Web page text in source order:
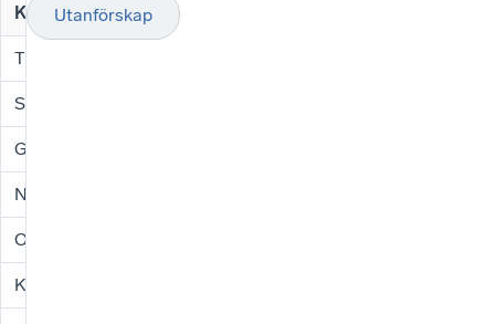
Kommuner Antal självförsörjande
Trosa
Strängnäs
Gnesta
Nyköping
Oxelösund
Katrineholm
Utanförskap